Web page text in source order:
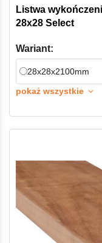
Listwa
28x28 Select
Wariant:
28x28x2100mm
pokaż wszystkie